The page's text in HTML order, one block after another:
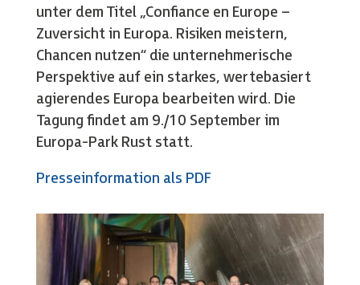
unter dem Titel „Confiance en Europe –
Zuversicht in Europa. Risiken meistern,
Chancen nutzen“ die unternehmerische
Perspektive auf ein starkes, wertebasiert
agierendes Europa bearbeiten wird. Die
Tagung findet am 9./10 September im
Europa-Park Rust statt.
Presseinformation als PDF